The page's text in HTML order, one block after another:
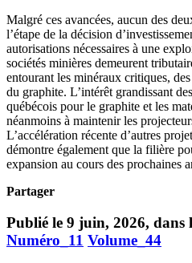
Malgré ces avancées, aucun des
l’étape de la décision
autorisations nécessaires à une
sociétés minières demeurent
entourant les minéraux critiques,
du graphite. L’intérêt grandissant
québécois pour le graphite et les
néanmoins à maintenir les
L’accélération récente d’autres
démontre également que la filière
expansion au cours des prochaines
Partager
Publié le 9 juin, 2026,
Numéro_11 Volume_44